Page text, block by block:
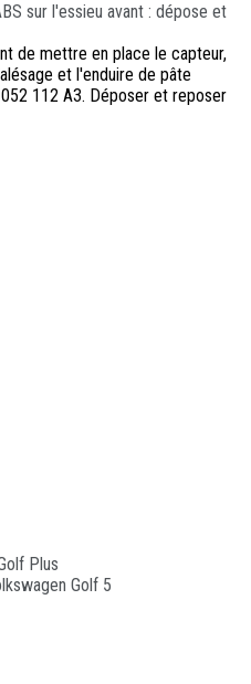
sur l'essieu avant : dépose et
de mettre en place le capteur,
et l'enduire de pâte
112 A3. Déposer et reposer
Plus
Golf 5